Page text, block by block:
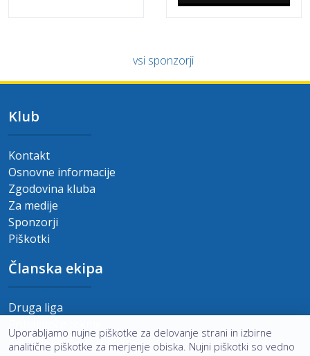
vsi sponzorji
Uporabljamo nujne piškotke za delovanje strani in izbirne
analitične piškotke za merjenje obiska. Nujni piškotki so vedno
Klub
Kontakt
Osnovne informacije
Zgodovina kluba
Za medije
Sponzorji
Piškotki
Članska ekipa
Druga liga
Zadnje odigrane tekme